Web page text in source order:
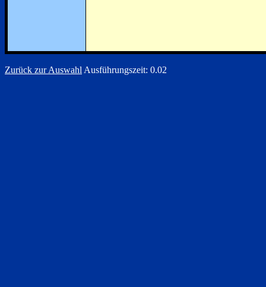
Zurück zur Auswahl Ausführungszeit: 0.02